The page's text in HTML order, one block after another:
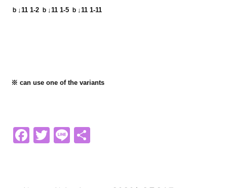
ｂ↓11 1-2 ｂ↓11 1-5 ｂ↓11 1-11
※ can use one of the variants
Facebook
Twitter
Line